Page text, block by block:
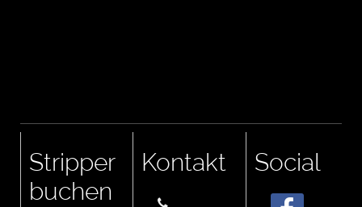
Stripper
buchen
Kontakt Social